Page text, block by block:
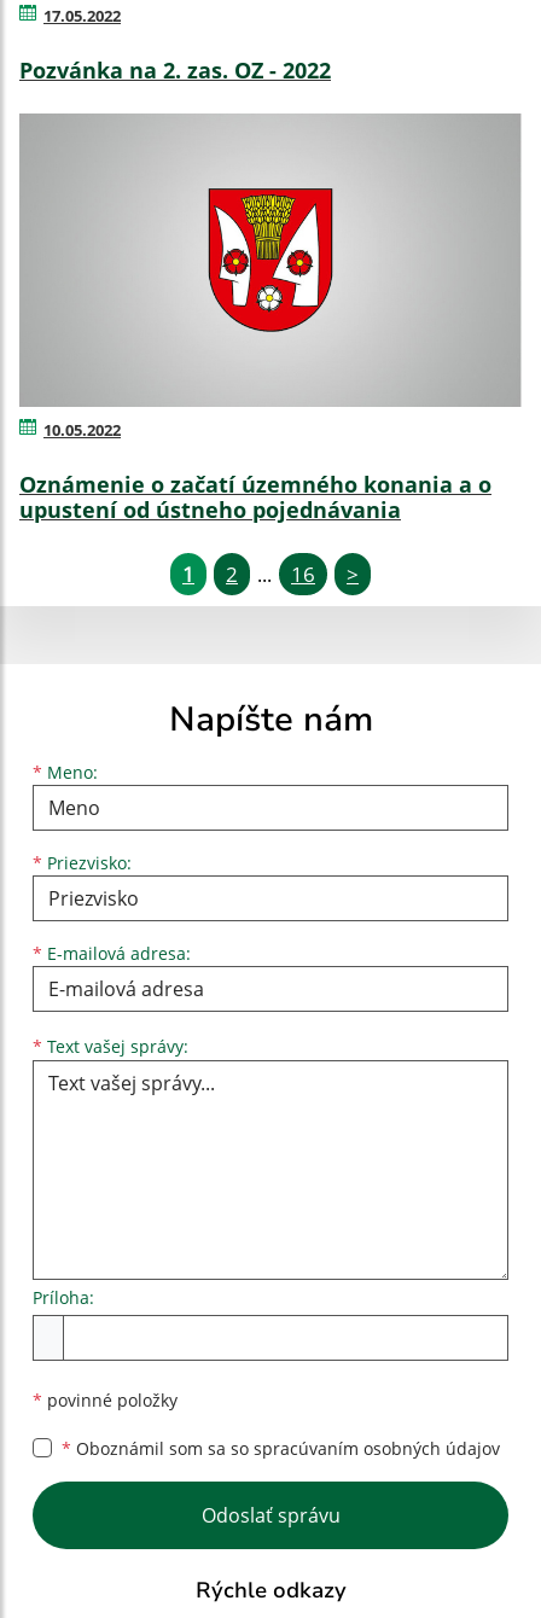
17.05.2022
Pozvánka na 2. zas. OZ - 2022
10.05.2022
Oznámenie o začatí územného konania a o
upustení od ústneho pojednávania
1 2 ... 16 >
Napíšte nám
* Meno:
Meno
* Priezvisko:
Priezvisko
* E-mailová adresa:
E-mailová adresa
* Text vašej správy:
Príloha:
* povinné položky
* Oboznámil som sa so spracúvaním osobných údajov
Google reCaptcha Response
Odoslať správu
Rýchle odkazy